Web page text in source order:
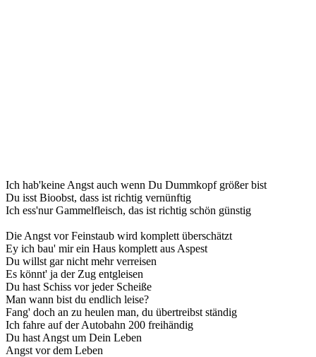
Ich hab'keine Angst auch wenn Du Dummkopf größer bist
Du isst Bioobst, dass ist richtig vernünftig
Ich ess'nur Gammelfleisch, das ist richtig schön günstig
Die Angst vor Feinstaub wird komplett überschätzt
Ey ich bau' mir ein Haus komplett aus Aspest
Du willst gar nicht mehr verreisen
Es könnt' ja der Zug entgleisen
Du hast Schiss vor jeder Scheiße
Man wann bist du endlich leise?
Fang' doch an zu heulen man, du übertreibst ständig
Ich fahre auf der Autobahn 200 freihändig
Du hast Angst um Dein Leben
Angst vor dem Leben